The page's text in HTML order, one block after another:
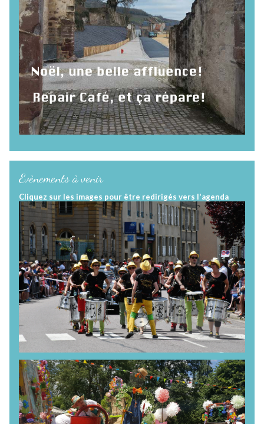
Evènements à venir
Cliquez sur les images pour être redirigés vers l'agenda